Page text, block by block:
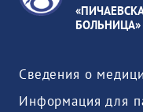
БОЛЬНИЦА»
Сведения о
Информация для